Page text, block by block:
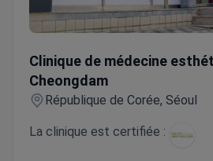
Clinique de médecine
Cheongdam
République de Corée, Séoul
La clinique est certifiée :